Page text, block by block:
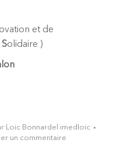
et de
Solidaire )
Loic Bonnardel imedloic
un commentaire